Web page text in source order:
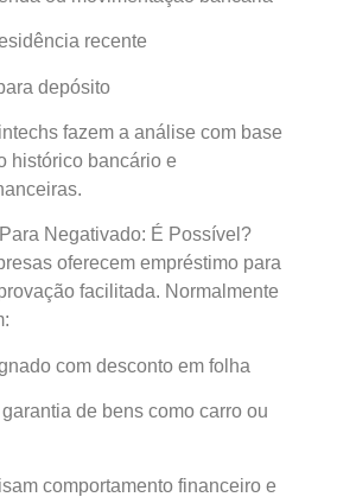
recente
depósito
fazem a análise com base
histórico bancário e
Negativado: É Possível?
oferecem empréstimo para
facilitada. Normalmente
com desconto em folha
de bens como carro ou
comportamento financeiro e